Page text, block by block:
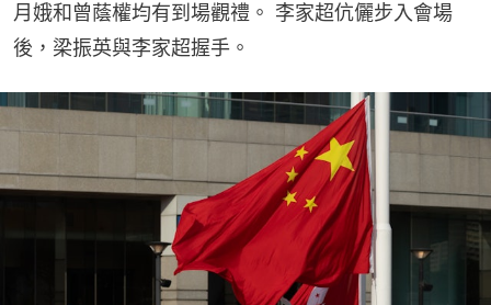
月娥和曾蔭權均有到場觀禮。 李家超伉儷步入會場
後，梁振英與李家超握手。